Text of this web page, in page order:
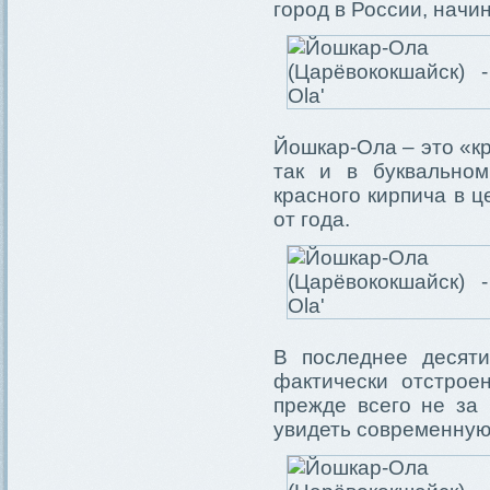
город в России,
Йошкар-Ола – это
так и в
красного кирпича в
от года.
В последнее
фактически
прежде всего не
увидеть